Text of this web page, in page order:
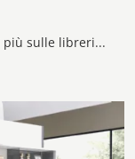
Vuoi ristrutturare il soggiorno? Scopri di più sulle librerie moderne sospese e arreda i tuoi spazi con il modello Butterfly.